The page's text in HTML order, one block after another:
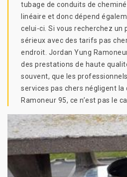
tubage de conduits de
linéaire et donc dépend
celui-ci. Si vous recherchez
sérieux avec des tarifs pas
endroit. Jordan Yung
des prestations de haute
souvent, que les
services pas chers négligent
Ramoneur 95, ce n’est pas le